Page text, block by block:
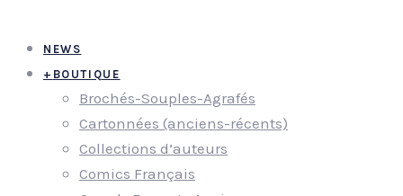
NEWS
+ BOUTIQUE
Brochés-Souples-Agrafés
Cartonnées (anciens-récents)
Collections d’auteurs
Comics Français